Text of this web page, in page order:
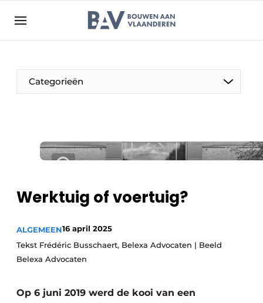
Bedrijven
Bouwen aan Vlaanderen | Platform voor de bouw
Evenement aanmelden
Meest gelezen
Podcasts
Privacy / Cookie statement
Vacatures
Categorieën
Akoestiek
Werktuig of voertuig?
ALGEMEEN16 april 2025
Tekst Frédéric Busschaert, Belexa Advocaten | Beeld
Belexa Advocaten
Op 6 juni 2019 werd de kooi van een